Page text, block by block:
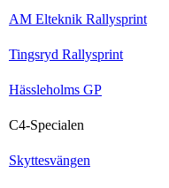
AM Elteknik Rallysprint
Tingsryd Rallysprint
Hässleholms GP
C4-Specialen
Skyttesvängen